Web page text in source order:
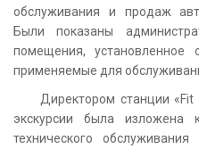
обслуживания и продаж
Были показаны
помещения, установленное
применяемые для
Директором станции
экскурсии была изложена
технического